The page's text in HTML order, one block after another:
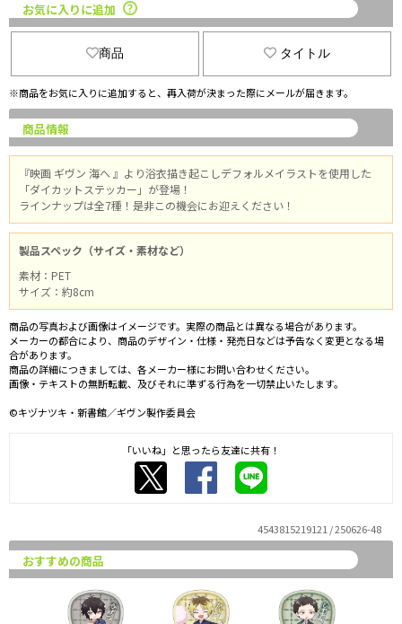
お気に入りに追加
商品 タイトル
※商品をお気に入りに追加すると、再入荷が決まった際にメールが届きます。
商品情報
『映画 ギヴン 海へ 』より浴衣描き起こしデフォルメイラストを使用した
「ダイカットステッカー」が登場！
ラインナップは全7種！是非この機会にお迎えください！
製品スペック（サイズ・素材など）
素材：PET
サイズ：約8cm
商品の写真および画像はイメージです。実際の商品とは異なる場合があります。
メーカーの都合により、商品のデザイン・仕様・発売日などは予告なく変更となる場
合があります。
商品の詳細につきましては、各メーカー様にお問い合わせください。
画像・テキストの無断転載、及びそれに準ずる行為を一切禁止いたします。
©キヅナツキ・新書館／ギヴン製作委員会
「いいね」と思ったら友達に共有！
4543815219121 / 250626-48
おすすめの商品